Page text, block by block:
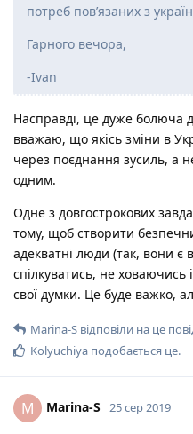
потреб пов’язаних з
Гарного вечора,
-Ivan
Насправді, це дуже болюча
вважаю, що якісь зміни в
через поєднання зусиль, а
одним.
Одне з довгострокових
тому, щоб створити
адекватні люди (так, вони
спілкуватись, не
свої думки. Це буде важко,
Marina-S відповіли на це
Kolyuchiya подобається це.
M Marina-S 25 сер 2019